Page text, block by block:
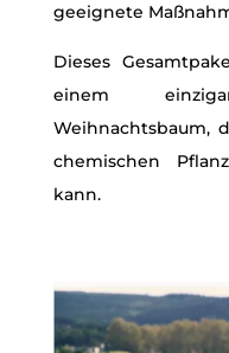
geeignete
Dieses
einem
Weihnachtsbaum,
chemischen
kann.